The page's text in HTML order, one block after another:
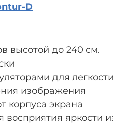
D
высотой до 240 см.
для
изображения
корпуса экрана
яркости